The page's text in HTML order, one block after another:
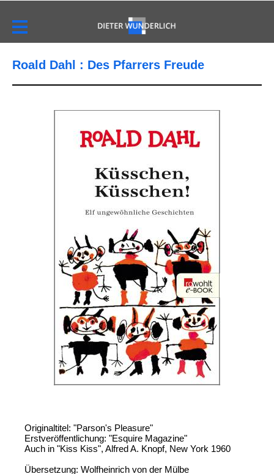
Roald Dahl : Des Pfarrers Freude
Originaltitel: "Parson's Pleasure"
Erstveröffentlichung: "Esquire Magazine"
Auch in "Kiss Kiss", Alfred A. Knopf, New York 1960
Übersetzung: Wolfheinrich von der Mülbe